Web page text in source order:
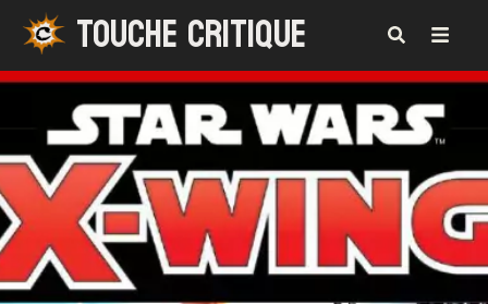
Passer
contenu
TOUCHE CRITIQUE
MENU